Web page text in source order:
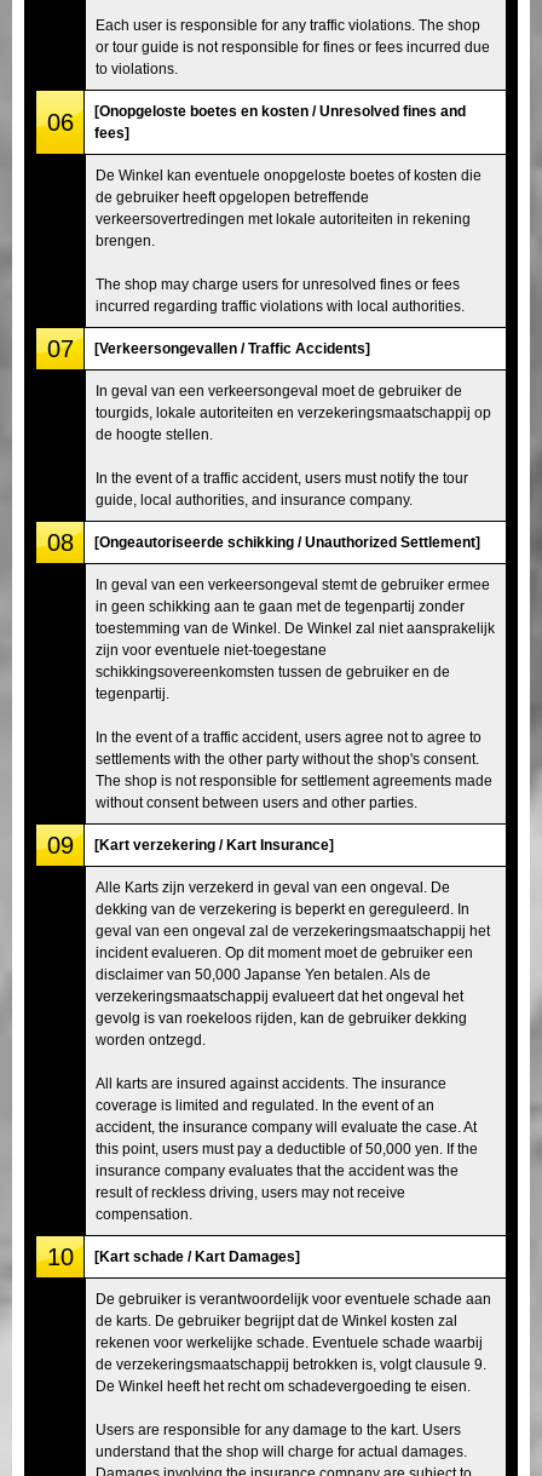
Each user is responsible for any traffic violations. The shop
or tour guide is not responsible for fines or fees incurred due
to violations.
06
[Onopgeloste boetes en kosten / Unresolved fines and
fees]
De Winkel kan eventuele onopgeloste boetes of kosten die
de gebruiker heeft opgelopen betreffende
verkeersovertredingen met lokale autoriteiten in rekening
brengen.
The shop may charge users for unresolved fines or fees
incurred regarding traffic violations with local authorities.
07 [Verkeersongevallen / Traffic Accidents]
In geval van een verkeersongeval moet de gebruiker de
tourgids, lokale autoriteiten en verzekeringsmaatschappij op
de hoogte stellen.
In the event of a traffic accident, users must notify the tour
guide, local authorities, and insurance company.
08 [Ongeautoriseerde schikking / Unauthorized Settlement]
In geval van een verkeersongeval stemt de gebruiker ermee
in geen schikking aan te gaan met de tegenpartij zonder
toestemming van de Winkel. De Winkel zal niet aansprakelijk
zijn voor eventuele niet-toegestane
schikkingsovereenkomsten tussen de gebruiker en de
tegenpartij.
In the event of a traffic accident, users agree not to agree to
settlements with the other party without the shop's consent.
The shop is not responsible for settlement agreements made
without consent between users and other parties.
09 [Kart verzekering / Kart Insurance]
Alle Karts zijn verzekerd in geval van een ongeval. De
dekking van de verzekering is beperkt en gereguleerd. In
geval van een ongeval zal de verzekeringsmaatschappij het
incident evalueren. Op dit moment moet de gebruiker een
disclaimer van 50,000 Japanse Yen betalen. Als de
verzekeringsmaatschappij evalueert dat het ongeval het
gevolg is van roekeloos rijden, kan de gebruiker dekking
worden ontzegd.
All karts are insured against accidents. The insurance
coverage is limited and regulated. In the event of an
accident, the insurance company will evaluate the case. At
this point, users must pay a deductible of 50,000 yen. If the
insurance company evaluates that the accident was the
result of reckless driving, users may not receive
compensation.
10 [Kart schade / Kart Damages]
De gebruiker is verantwoordelijk voor eventuele schade aan
de karts. De gebruiker begrijpt dat de Winkel kosten zal
rekenen voor werkelijke schade. Eventuele schade waarbij
de verzekeringsmaatschappij betrokken is, volgt clausule 9.
De Winkel heeft het recht om schadevergoeding te eisen.
Users are responsible for any damage to the kart. Users
understand that the shop will charge for actual damages.